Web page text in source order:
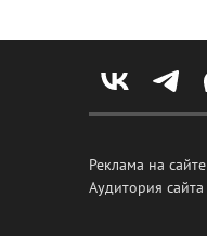
Реклама на сайте
Аудитория сайта